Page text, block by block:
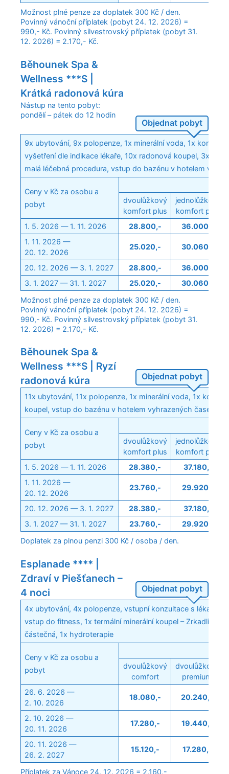
Možnost plné penze za doplatek 300 Kč / den.
Povinný vánoční příplatek (pobyt 24. 12. 2026) =
990,- Kč. Povinný silvestrovský příplatek (pobyt 31.
12. 2026) = 2.170,- Kč.
Běhounek Spa &
Wellness ***S |
Krátká radonová kúra
Nástup na tento pobyt:
pondělí – pátek do 12 hodin
Objednat pobyt
9x ubytování, 9x polopenze, 1x minerální voda, 1x
vyšetření dle indikace lékaře, 10x radonová koupel, 3x
malá léčebná procedura, vstup do bazénu v hotelem
Ceny v Kč za osobu a
pobyt
dvoulůžkový
komfort plus
jednolůžkový
komfort plus
1. 5. 2026 — 1. 11. 2026 28.800,-
36.000,-
1. 11. 2026 —
20. 12. 2026
25.020,- 30.060,-
20. 12. 2026 — 3. 1. 2027 28.800,-
36.000,-
3. 1. 2027 — 31. 1. 2027
25.020,-
30.060,-
Možnost plné penze za doplatek 300 Kč / den.
Povinný vánoční příplatek (pobyt 24. 12. 2026) =
990,- Kč. Povinný silvestrovský příplatek (pobyt 31.
12. 2026) = 2.170,- Kč.
Běhounek Spa &
Wellness ***S | Ryzí
radonová kúra
Objednat pobyt
11x ubytování, 11x polopenze, 1x minerální voda, 1x
koupel, vstup do bazénu v hotelem vyhrazených časech
Ceny v Kč za osobu a
pobyt
dvoulůžkový
komfort plus
jednolůžkový
komfort plus
1. 5. 2026 — 1. 11. 2026 28.380,-
37.180,-
1. 11. 2026 —
20. 12. 2026
23.760,- 29.920,-
20. 12. 2026 — 3. 1. 2027 28.380,-
37.180,-
3. 1. 2027 — 31. 1. 2027
23.760,-
29.920,-
Doplatek za plnou penzi 300 Kč / osoba / den.
Esplanade **** |
Zdraví v Piešťanech –
4 noci
Objednat pobyt
4x ubytování, 4x polopenze, vstupní konzultace s
vstup do fitness, 1x termální minerální koupel – Zrkadlisko,
částečná, 1x hydroterapie
Ceny v Kč za osobu a
pobyt
dvoulůžkový
comfort
dvoulůžkový
premium
26. 6. 2026 —
2. 10. 2026
18.080,- 20.240,-
2. 10. 2026 —
20. 11. 2026
17.280,- 19.440,-
20. 11. 2026 —
26. 2. 2027
15.120,- 17.280,-
Příplatek za Vánoce 24. 12. 2026 = 2.160,-